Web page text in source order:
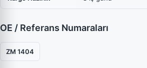
OE / Referans Numaraları
ZM 1404